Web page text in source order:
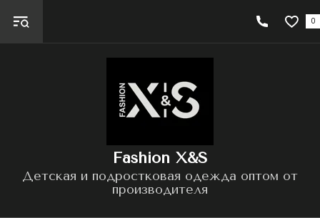
0
Fashion X&S
Детская и подростковая одежда оптом от
производителя